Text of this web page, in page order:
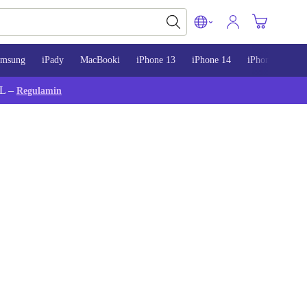
iPady MacBooki iPhone 13 iPhone 14 iPhone 15
– Regulamin